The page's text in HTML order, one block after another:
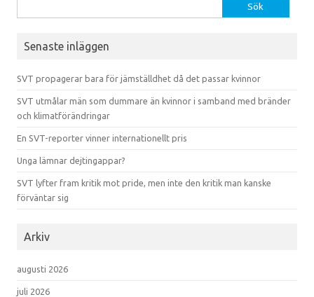
Senaste inläggen
SVT propagerar bara för jämställdhet då det passar kvinnor
SVT utmålar män som dummare än kvinnor i samband med bränder
och klimatförändringar
En SVT-reporter vinner internationellt pris
Unga lämnar dejtingappar?
SVT lyfter fram kritik mot pride, men inte den kritik man kanske
förväntar sig
Arkiv
augusti 2026
juli 2026